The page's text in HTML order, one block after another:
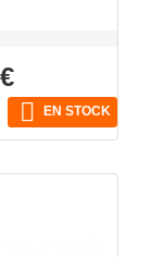
 EN STOCK